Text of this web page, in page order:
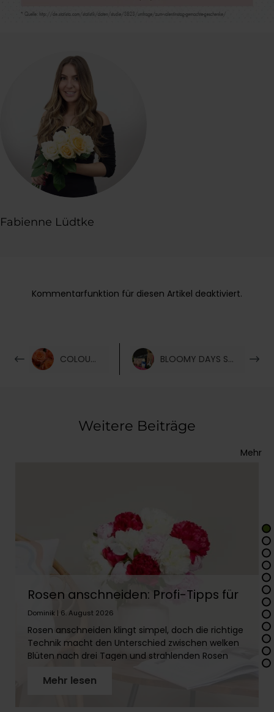
Fabienne Lüdtke
Kommentarfunktion für diesen Artikel deaktiviert.
COLOUR SPLASH BLOOMY DAYS STARTERSET
Weitere Beiträge
Mehr
Rosen anschneiden: Profi-Tipps für
lange Frische
Dominik | 6. August 2026
Rosen anschneiden klingt simpel, doch die richtige
Technik macht den Unterschied zwischen welken
Blüten nach drei Tagen und strahlenden Rosen
Schritt für Schritt, wie Du Rosenstiele richtig
Mehr lesen